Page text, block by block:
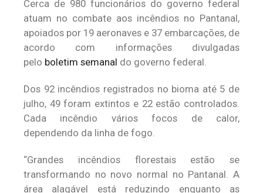
Cerca de 980 funcionários do governo federal
atuam no combate aos incêndios no Pantanal,
apoiados por 19 aeronaves e 37 embarcações, de
acordo com informações divulgadas
pelo boletim semanal do governo federal.
Dos 92 incêndios registrados no bioma até 5 de
julho, 49 foram extintos e 22 estão controlados.
Cada incêndio vários focos de calor,
dependendo da linha de fogo.
“Grandes incêndios florestais estão se
transformando no novo normal no Pantanal. A
área alagável está reduzindo enquanto as